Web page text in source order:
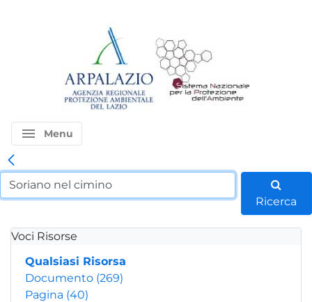
menu Menu
Ricerca
Voci Risorse
Qualsiasi Risorsa
Documento (269)
Pagina (40)